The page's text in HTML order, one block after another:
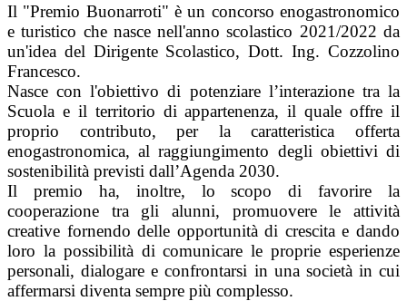
Il "Premio Buonarroti" è un concorso enogastronomico
e turistico che nasce nell'anno scolastico 2021/2022 da
un'idea del Dirigente Scolastico, Dott. Ing. Cozzolino
Francesco.
Nasce con l'obiettivo di potenziare l’interazione tra la
Scuola e il territorio di appartenenza, il quale offre il
proprio contributo, per la caratteristica offerta
enogastronomica, al raggiungimento degli obiettivi di
sostenibilità previsti dall’Agenda 2030.
Il premio ha, inoltre, lo scopo di favorire la
cooperazione tra gli alunni, promuovere le attività
creative fornendo delle opportunità di crescita e dando
loro la possibilità di comunicare le proprie esperienze
personali, dialogare e confrontarsi in una società in cui
affermarsi diventa sempre più complesso.